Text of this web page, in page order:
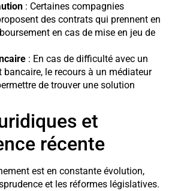
: Certaines compagnies
des contrats qui prennent en
en cas de mise en jeu de
: En cas de difficulté avec un
bancaire, le recours à un médiateur
de trouver une solution
et
récente
est en constante évolution,
et les réformes législatives.